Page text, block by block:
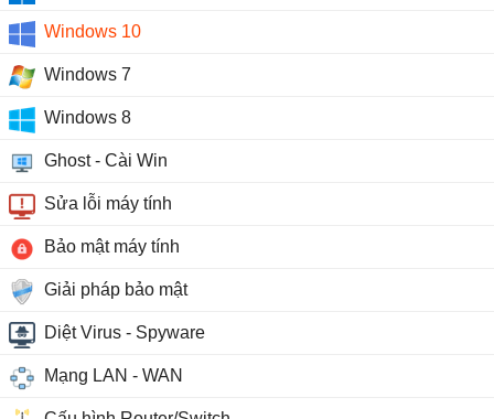
Windows 10
Windows 7
Windows 8
Ghost - Cài Win
Sửa lỗi máy tính
Bảo mật máy tính
Giải pháp bảo mật
Diệt Virus - Spyware
Mạng LAN - WAN